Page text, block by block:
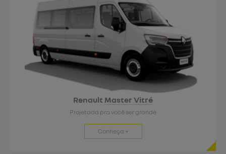
Renault Master Vitré
Projetada pra você ser grande
Conheça +